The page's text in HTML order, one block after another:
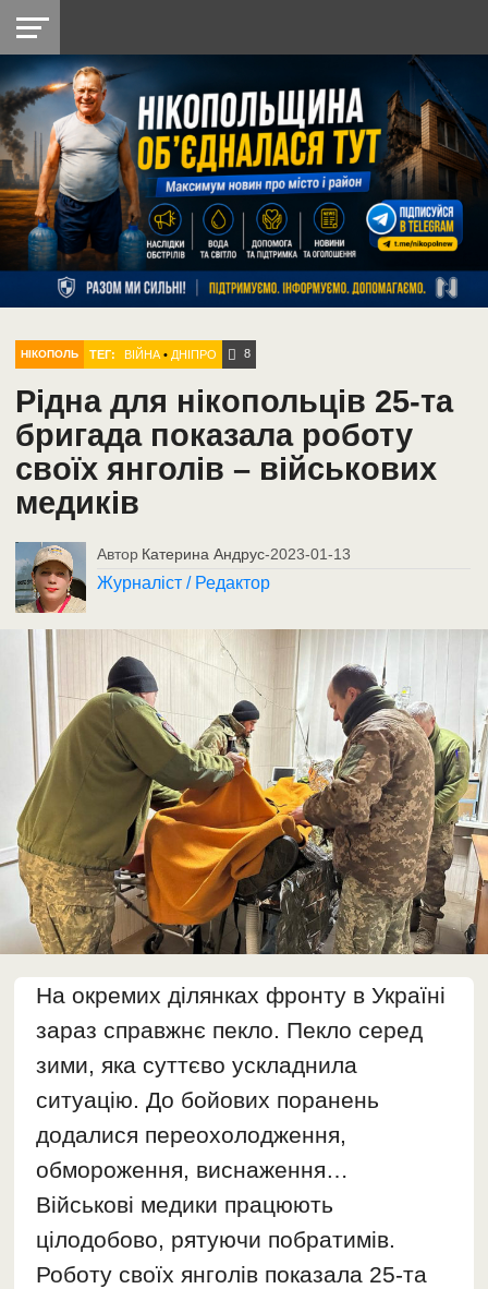
НІКОПОЛЬ
РАЙОН
СІЧЕСЛАВСЬКА
УКРАЇНА
РЕТРО
НІКОПОЛЬ
ЛАЙТ
УКРАЇНА
ДОПОМОГА
РАДІО
НІКОПОЛЬ ТЕГ: ВІЙНА • ДНІПРО 8
Рідна для нікопольців 25-та
бригада показала роботу
своїх янголів – військових
медиків
Автор Катерина Андрус-2023-01-13
Журналіст / Редактор
На окремих ділянках фронту в Україні
зараз справжнє пекло. Пекло серед
зими, яка суттєво ускладнила
ситуацію. До бойових поранень
додалися переохолодження,
обмороження, виснаження…
Військові медики працюють
цілодобово, рятуючи побратимів.
Роботу своїх янголів показала 25-та